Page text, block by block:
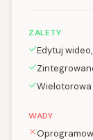
ZALETY
Edytuj
WADY